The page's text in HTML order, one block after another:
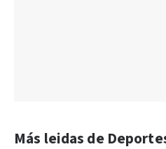
Más leidas de